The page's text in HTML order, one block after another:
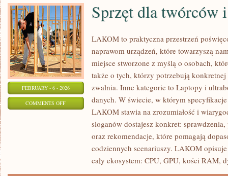
FEBRUARY - 6 - 2026
COMMENTS OFFON
Sprzęt dla twórców
LAKOM to praktyczna przestrzeń
naprawom urządzeń, które towarzyszą
miejsce stworzone z myślą o osobach,
także o tych, którzy potrzebują
zwalnia. Inne kategorie to Laptopy i
danych. W świecie, w którym
LAKOM stawia na zrozumiałość i
sloganów dostajesz konkret:
oraz rekomendacje, które pomagają
codziennych scenariuszy. LAKOM
cały ekosystem: CPU, GPU, kości RAM,